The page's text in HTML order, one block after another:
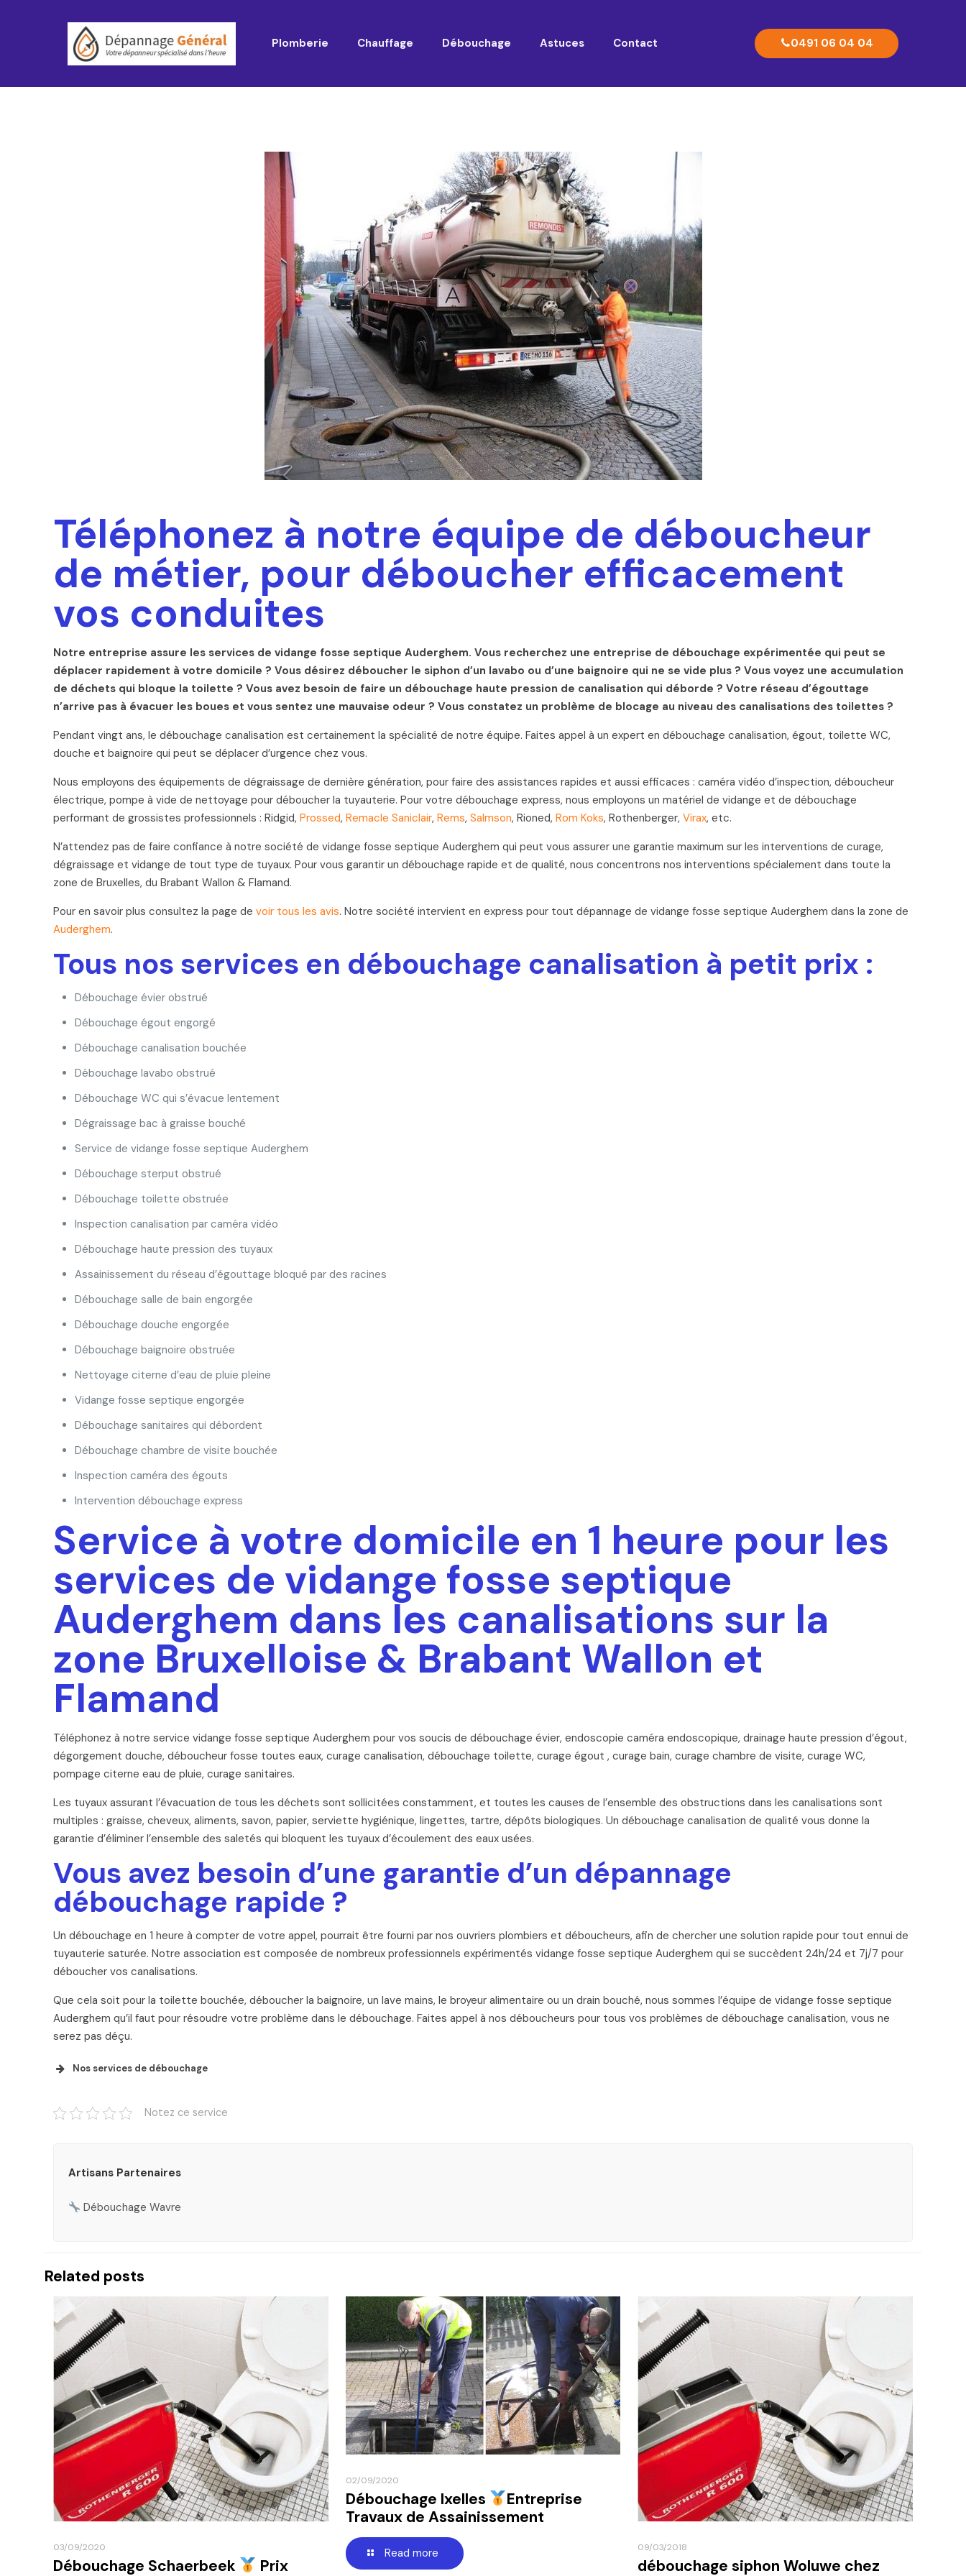
Plomberie Chauffage Débouchage Astuces Contact 0491 06 04 04
Téléphonez à notre équipe de déboucheur
de métier, pour déboucher efficacement
vos conduites
Notre entreprise assure les services de vidange fosse septique Auderghem. Vous recherchez une entreprise de débouchage expérimentée qui peut se
déplacer rapidement à votre domicile ? Vous désirez déboucher le siphon d’un lavabo ou d’une baignoire qui ne se vide plus ? Vous voyez une accumulation
de déchets qui bloque la toilette ? Vous avez besoin de faire un débouchage haute pression de canalisation qui déborde ? Votre réseau d’égouttage
n’arrive pas à évacuer les boues et vous sentez une mauvaise odeur ? Vous constatez un problème de blocage au niveau des canalisations des toilettes ?
Pendant vingt ans, le débouchage canalisation est certainement la spécialité de notre équipe. Faites appel à un expert en débouchage canalisation, égout, toilette WC,
douche et baignoire qui peut se déplacer d’urgence chez vous.
Nous employons des équipements de dégraissage de dernière génération, pour faire des assistances rapides et aussi efficaces : caméra vidéo d’inspection, déboucheur
électrique, pompe à vide de nettoyage pour déboucher la tuyauterie. Pour votre débouchage express, nous employons un matériel de vidange et de débouchage
performant de grossistes professionnels : Ridgid,Prossed,Remacle Saniclair,Rems,Salmson, Rioned,Rom Koks, Rothenberger,Virax, etc.
N’attendez pas de faire confiance à notre société de vidange fosse septique Auderghem qui peut vous assurer une garantie maximum sur les interventions de curage,
dégraissage et vidange de tout type de tuyaux. Pour vous garantir un débouchage rapide et de qualité, nous concentrons nos interventions spécialement dans toute la
zone de Bruxelles, du Brabant Wallon & Flamand.
Pour en savoir plus consultez la page devoir tous les avis. Notre société intervient en express pour tout dépannage de vidange fosse septique Auderghem dans la zone de
Auderghem.
Tous nos services en débouchage canalisation à petit prix :
Débouchage évier obstrué
Débouchage égout engorgé
Débouchage canalisation bouchée
Débouchage lavabo obstrué
Débouchage WC qui s’évacue lentement
Dégraissage bac à graisse bouché
Service de vidange fosse septique Auderghem
Débouchage sterput obstrué
Débouchage toilette obstruée
Inspection canalisation par caméra vidéo
Débouchage haute pression des tuyaux
Assainissement du réseau d’égouttage bloqué par des racines
Débouchage salle de bain engorgée
Débouchage douche engorgée
Débouchage baignoire obstruée
Nettoyage citerne d’eau de pluie pleine
Vidange fosse septique engorgée
Débouchage sanitaires qui débordent
Débouchage chambre de visite bouchée
Inspection caméra des égouts
Intervention débouchage express
Service à votre domicile en 1 heure pour les
services de vidange fosse septique
Auderghem dans les canalisations sur la
zone Bruxelloise & Brabant Wallon et
Flamand
Téléphonez à notre service vidange fosse septique Auderghem pour vos soucis de débouchage évier, endoscopie caméra endoscopique, drainage haute pression d’égout,
dégorgement douche, déboucheur fosse toutes eaux, curage canalisation, débouchage toilette, curage égout , curage bain, curage chambre de visite, curage WC,
pompage citerne eau de pluie, curage sanitaires.
Les tuyaux assurant l’évacuation de tous les déchets sont sollicitées constamment, et toutes les causes de l’ensemble des obstructions dans les canalisations sont
multiples : graisse, cheveux, aliments, savon, papier, serviette hygiénique, lingettes, tartre, dépôts biologiques. Un débouchage canalisation de qualité vous donne la
garantie d’éliminer l’ensemble des saletés qui bloquent les tuyaux d’écoulement des eaux usées.
Vous avez besoin d’une garantie d’un dépannage
débouchage rapide ?
Un débouchage en 1 heure à compter de votre appel, pourrait être fourni par nos ouvriers plombiers et déboucheurs, afin de chercher une solution rapide pour tout ennui de
tuyauterie saturée. Notre association est composée de nombreux professionnels expérimentés vidange fosse septique Auderghem qui se succèdent 24h/24 et 7j/7 pour
déboucher vos canalisations.
Que cela soit pour la toilette bouchée, déboucher la baignoire, un lave mains, le broyeur alimentaire ou un drain bouché, nous sommes l’équipe de vidange fosse septique
Auderghem qu’il faut pour résoudre votre problème dans le débouchage. Faites appel à nos déboucheurs pour tous vos problèmes de débouchage canalisation, vous ne
serez pas déçu.
Nos services de débouchage
Notez ce service
Artisans Partenaires
Débouchage Wavre
Related posts
03/09/2020
Débouchage Schaerbeek
Prix
02/09/2020
Débouchage Ixelles
Entreprise
Travaux de Assainissement
Read more 09/03/2018
débouchage siphon Woluwe chez